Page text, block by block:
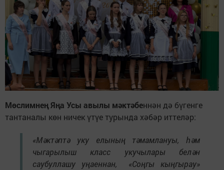
Мөслимнең Яңа Усы авылы мәктәбеннән дә бүгенге
тантаналы көн ничек үтүе турында хәбәр иттеләр:
«Мәктәптә уку елының тәмамлануы, һәм
чыгарылыш класс укучылары белән
саубуллашу уңаеннан, «Соңгы кыңгырау»